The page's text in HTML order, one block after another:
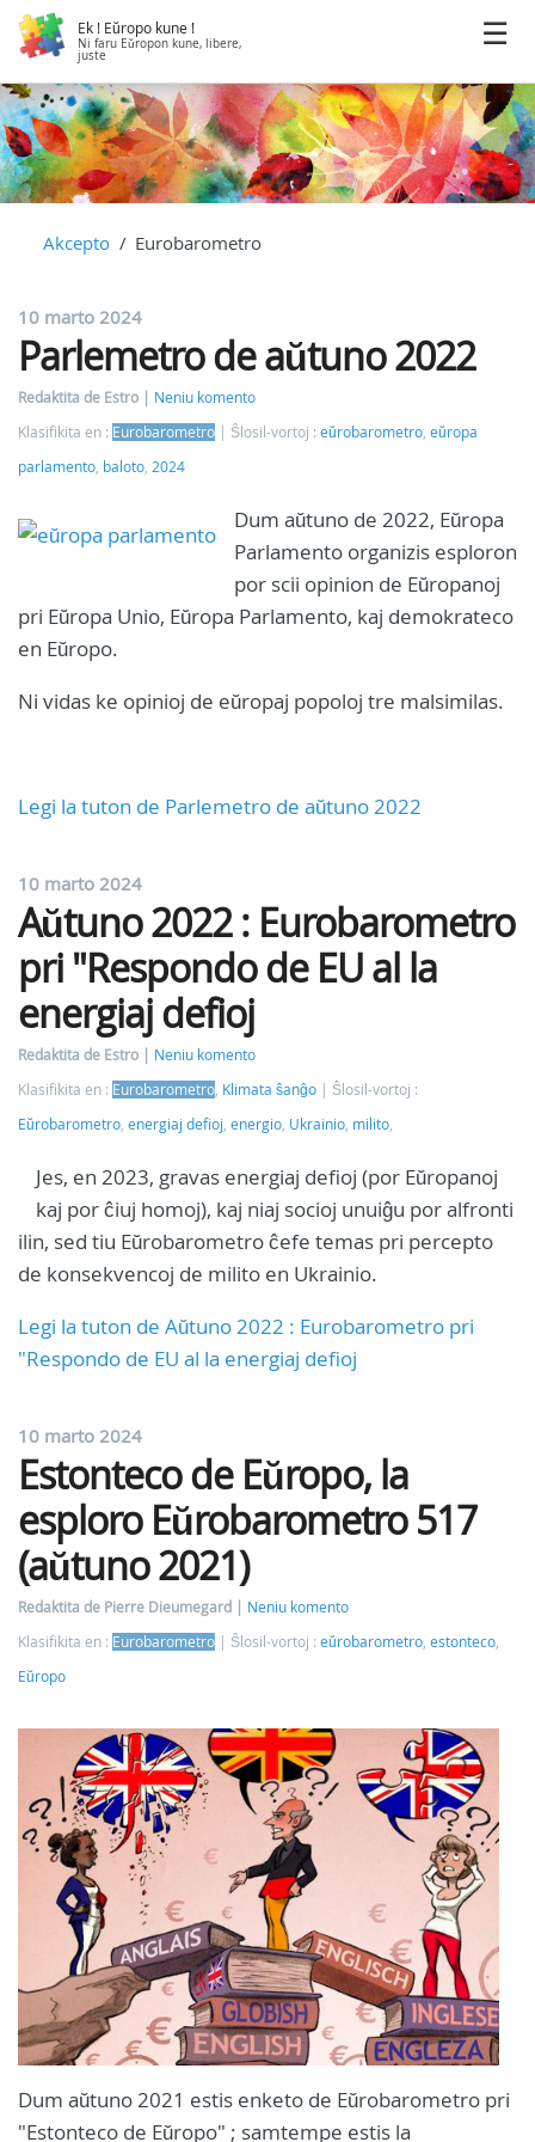
Ek ! Eŭropo kune !
Ni faru Eŭropon kune, libere,
juste
Akcepto Eurobarometro
10 marto 2024
Parlemetro de aŭtuno 2022
Redaktita de Estro
Neniu komento
Klasifikita en : Eurobarometro Ŝlosil-vortoj : eŭrobarometro eŭropa
parlamento baloto 2024
Dum aŭtuno de 2022, Eŭropa
Parlamento organizis esploron
por scii opinion de Eŭropanoj
pri Eŭropa Unio, Eŭropa Parlamento, kaj demokrateco
en Eŭropo.
Ni vidas ke opinioj de eŭropaj popoloj tre malsimilas.
Legi la tuton de Parlemetro de aŭtuno 2022
10 marto 2024
Aŭtuno 2022 : Eurobarometro
pri "Respondo de EU al la
energiaj defioj
Redaktita de Estro
Neniu komento
Klasifikita en : Eurobarometro Klimata ŝanĝo
Ŝlosil-vortoj :
Eŭrobarometro energiaj defioj energio Ukrainio milito
Jes, en 2023, gravas energiaj defioj (por Eŭropanoj
kaj por ĉiuj homoj), kaj niaj socioj unuiĝu por alfronti
ilin, sed tiu Eŭrobarometro ĉefe temas pri percepto
de konsekvencoj de milito en Ukrainio.
Legi la tuton de Aŭtuno 2022 : Eurobarometro pri
"Respondo de EU al la energiaj defioj
10 marto 2024
Estonteco de Eŭropo, la
esploro Eŭrobarometro 517
(aŭtuno 2021)
Redaktita de Pierre Dieumegard
Neniu komento
Klasifikita en : Eurobarometro Ŝlosil-vortoj : eŭrobarometro estonteco
Eŭropo
Dum aŭtuno 2021 estis enketo de Eŭrobarometro pri
"Estonteco de Eŭropo" ; samtempe estis la